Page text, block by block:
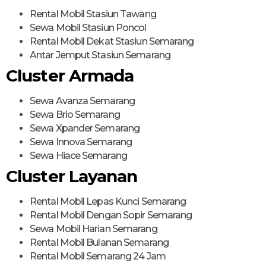
Rental Mobil Stasiun Tawang
Sewa Mobil Stasiun Poncol
Rental Mobil Dekat Stasiun Semarang
Antar Jemput Stasiun Semarang
Cluster Armada
Sewa Avanza Semarang
Sewa Brio Semarang
Sewa Xpander Semarang
Sewa Innova Semarang
Sewa Hiace Semarang
Cluster Layanan
Rental Mobil Lepas Kunci Semarang
Rental Mobil Dengan Sopir Semarang
Sewa Mobil Harian Semarang
Rental Mobil Bulanan Semarang
Rental Mobil Semarang 24 Jam